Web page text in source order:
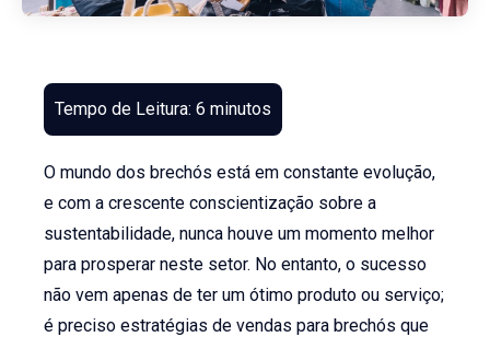
O mundo dos brechós está em constante evolução,
e com a crescente conscientização sobre a
sustentabilidade, nunca houve um momento melhor
para prosperar neste setor. No entanto, o sucesso
não vem apenas de ter um ótimo produto ou serviço;
é preciso estratégias de vendas para brechós que